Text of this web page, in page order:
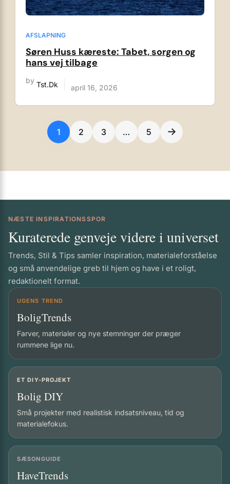
AFSLAPNING
Søren Huss kæreste: Tabet, sorgen og
hans vej tilbage
by Tst.dk april 16, 2026
1 2 3 … 5 →
NÆSTE INSPIRATIONSSPOR
Kuraterede genveje videre i universet
Trends, Stil & Tips samler inspiration, materialeforståelse
og små anvendelige greb til hjem og have i et roligt,
redaktionelt format.
UGENS TREND
BoligTrends
Farver, materialer og nye stemninger der præger
rummene lige nu.
ET DIY-PROJEKT
Bolig DIY
Små projekter med realistisk indsatsniveau, tid og
materialefokus.
SÆSONGUIDE
HaveTrends